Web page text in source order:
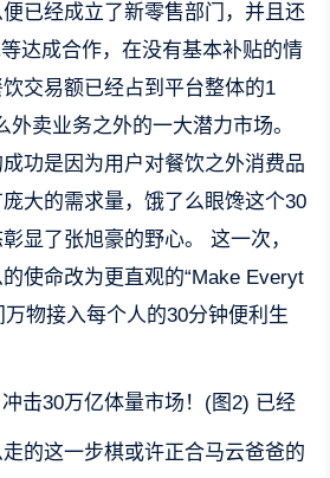
已经成立了新零售部门，并且还
达成合作，在没有基本补贴的情
交易额已经占到平台整体的1
外卖业务之外的一大潜力市场。
功是因为用户对餐饮之外消费品
大的需求量，饿了么眼馋这个30
显了张旭豪的野心。 这一次，
使命改为更直观的“Make Everyt
万物接入每个人的30分钟便利生
已经
的这一步棋或许正合马云爸爸的